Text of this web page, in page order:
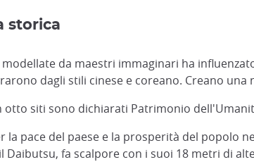
storica
da maestri immaginari ha
dagli stili cinese e coreano. Creano una
otto siti sono dichiarati Patrimonio
la pace del paese e la prosperità del popolo
Daibutsu, fa scalpore con i suoi 18 metri di